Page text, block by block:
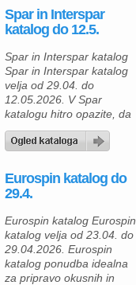
zagotovo navdušila. Tokrat
vas čakajo številni izdelki
za vsakdanjo kuhinjo,
pripravo okusnih obrokov
ter domača slovenska
živila po odličnih cenah. V
ponudbi so tako sveži
izdelki kot tudi […]
Spar in Interspar
katalog do 12.5.
Spar in Interspar katalog
Spar in Interspar katalog
velja od 29.04. do
12.05.2026. V Spar
katalogu hitro opazite, da
je vse pripravljeno za
popoln piknik in sproščeno
načrtujete družinsko kosilo
ali druženje s prijatelji, vas
bo zagotovo pritegnila
ponudba BBQ čevapčičev
ali pleskavic (1 kg), ki so
znižani na 8,99 €. […]
Eurospin katalog do
29.4.
Eurospin katalog Eurospin
katalog velja od 23.04. do
29.04.2026. Eurospin
katalog ponudba idealna
za pripravo okusnih in